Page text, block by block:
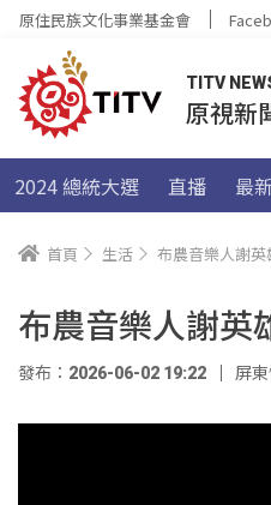
原住民族文化事業基金會
TITV
原視新
2024 總統大選 直播 最新
首頁 生活 布農音樂人謝
布農音樂人謝英
發布：2026-06-02 19:22 屏